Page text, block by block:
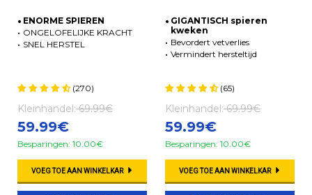
ENORME SPIEREN
ONGELOFELIJKE KRACHT
SNEL HERSTEL
(270)
Kleinhandel: 69.99€
59.99€
Besparingen: 10.00€
VOEG TOE AAN WINKELKAR
GIGANTISCH spieren
kweken
Bevordert vetverlies
Vermindert hersteltijd
(65)
Kleinhandel: 69.99€
59.99€
Besparingen: 10.00€
VOEG TOE AAN WINKELKAR